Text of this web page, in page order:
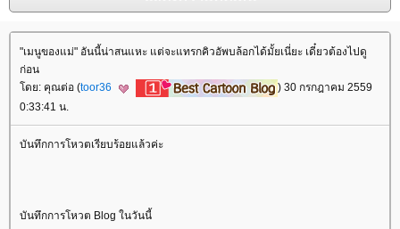
"เมนูของแม่" อันนี้น่าสนแหะ แต่จะแทรกคิวอัพบล้อกได้มั้ยเนี่ยะ เดี๋ยวต้องไปดู
ก่อน
ดย: คุณต่อ (toor36
) 30 กรกฎาคม 2559
0:33:41 น.
บันทึกการโหวตเรียบร้อยแล้วค่ะ
บันทึกการโหวต Blog ในวันนี้